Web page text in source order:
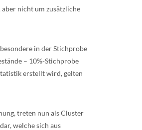
nicht um zusätzliche
in der Stichprobe
– 10%-Stichprobe
erstellt wird, gelten
treten nun als Cluster
welche sich aus